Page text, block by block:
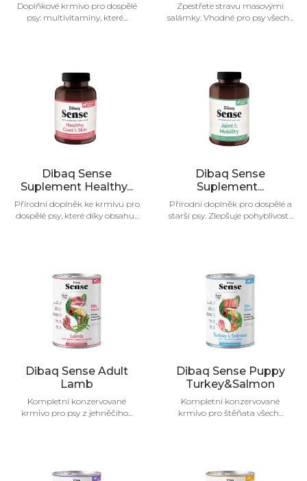
Doplňkové krmivo pro dospělé
psy: multivitaminy, které...
Zpestřete stravu masovými
salámky. Vhodné pro psy všech...
Dibaq Sense
Suplement Healthy...
Přírodní doplněk ke krmivu pro
dospělé psy, které díky obsahu...
Dibaq Sense
Suplement...
Přírodní doplněk pro dospělé a
starší psy. Zlepšuje pohyblivost...
Dibaq Sense Adult
Lamb
Kompletní konzervované
krmivo pro psy z jehněčího...
Dibaq Sense Puppy
Turkey&Salmon
Kompletní konzervované
krmivo pro štěňata všech...